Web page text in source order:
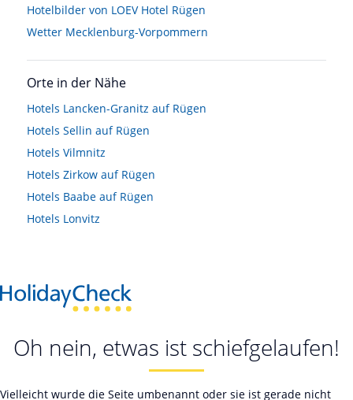
Hotelbilder von LOEV Hotel Rügen
Wetter Mecklenburg-Vorpommern
Orte in der Nähe
Hotels Lancken-Granitz auf Rügen
Hotels Sellin auf Rügen
Hotels Vilmnitz
Hotels Zirkow auf Rügen
Hotels Baabe auf Rügen
Hotels Lonvitz
Oh nein, etwas ist schiefgelaufen!
Vielleicht wurde die Seite umbenannt oder sie ist gerade nicht